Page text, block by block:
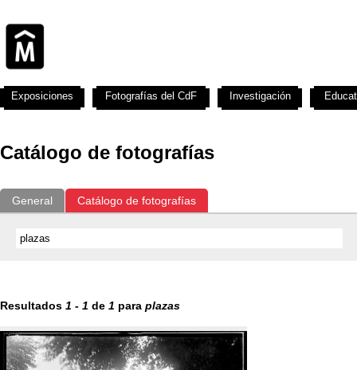
Catálogo de fotografías
General Catálogo de fotografías
Resultados 1 - 1 de 1 para plazas
Exposiciones Fotografías del CdF Investigación